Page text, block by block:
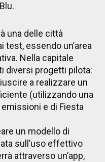
una delle città
essendo un’area
Nella capitale
diversi progetti pilota:
a realizzare un
(utilizzando una
e di Fiesta
un modello di
sull’uso effettivo
attraverso un’app,